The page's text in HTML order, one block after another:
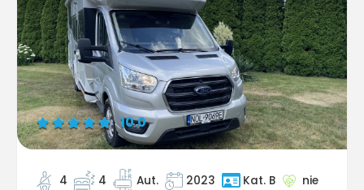
10.0
4 4 Aut. 2023 Kat. B nie